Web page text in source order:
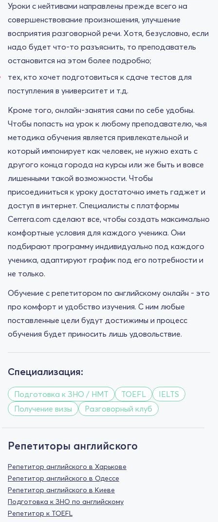
Уроки с нейтивами направлены прежде всего на
совершенствование произношения, улучшение
восприятия разговорной речи. Хотя, безусловно, если
надо будет что-то разъяснить, то преподаватель
остановится на этом более подробно;
тех, кто хочет подготовиться к сдаче тестов для
поступления в университет и т.д.
Кроме того, онлайн-занятия сами по себе удобны.
Чтобы попасть на урок к любому преподавателю, чья
методика обучения является привлекательной и
который импонирует как человек, не нужно ехать с
другого конца города на курсы или же быть и вовсе
лишенными такой возможности. Чтобы
присоединиться к уроку достаточно иметь гаджет и
доступ в интернет. Специалисты с платформы
Cerrera.com сделают все, чтобы создать максимально
комфортные условия для каждого ученика. Они
подбирают программу индивидуально под каждого
ученика, адаптируют график под его потребности и
не только.
Обучение с репетитором по английскому онлайн - это
про комфорт и удобство изучения. С ним любые
поставленные цели будут достижимы и процесс
обучения будет приносить лишь удовольствие.
Специализация:
Подготовка к ЗНО / НМТ TOEFL
IELTS
Получение визы
Разговорный клуб
Репетиторы английского
Репетитор английского в Харькове
Репетитор английского в Одессе
Репетитор английского в Киеве
Подготовка к ЗНО по английскому
Репетитор к TOEFL